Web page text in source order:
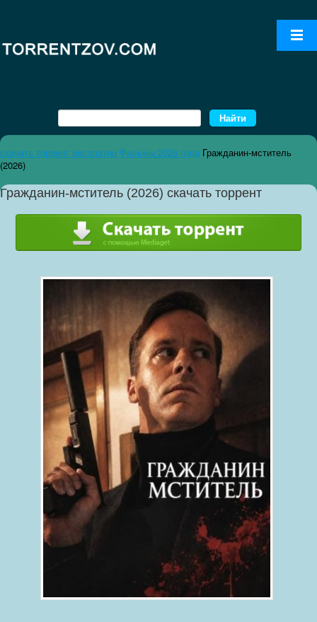
скачать торрент бесплатно Фильмы 2026 года Гражданин-мститель
(2026)
Гражданин-мститель (2026) скачать торрент